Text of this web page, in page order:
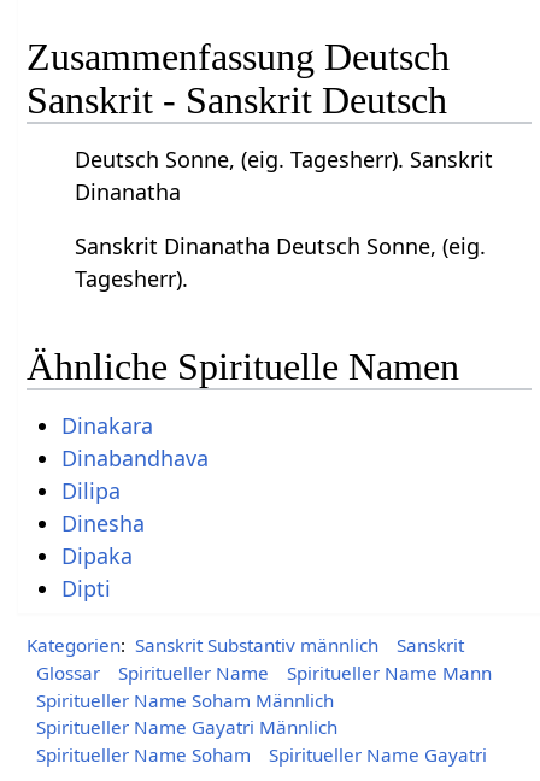
Zusammenfassung Deutsch
Sanskrit - Sanskrit Deutsch
Deutsch Sonne, (eig. Tagesherr). Sanskrit
Dinanatha
Sanskrit Dinanatha Deutsch Sonne, (eig.
Tagesherr).
Ähnliche Spirituelle Namen
Dinakara
Dinabandhava
Dilipa
Dinesha
Dipaka
Dipti
Kategorien: Sanskrit Substantiv männlich
Sanskrit
Glossar
Spiritueller Name
Spiritueller Name Mann
Spiritueller Name Soham Männlich
Spiritueller Name Gayatri Männlich
Spiritueller Name Soham
Spiritueller Name Gayatri